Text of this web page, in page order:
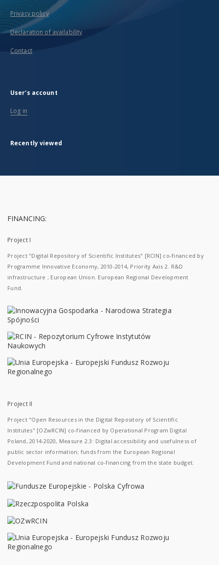
Privacy policy
Declaration of availability
Contact
User's account
Log in
Recently viewed
FINANCING:
Project I
Project "Digital Repository of Scientific Institutes" [RCIN] co-financed by
Programme Innovative Economy, 2010-2014, Priority Axis 2. R&D
infrastructure ; European Union. European Regional Development
Fund.
Project II
Project "Open Resources in the Digital Repository of Scientific
Institutes" [OZwRCIN] co-financed by Operational Program Digital
Poland, 2014-2020, Measure 2.3: Digital accessibility and usefulness of
public sector information; funds from the European Regional
Development Fund and national co-financing from the state budget.